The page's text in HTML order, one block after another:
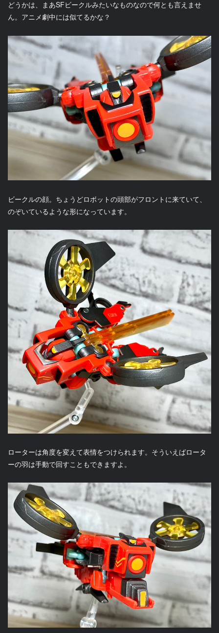
どうかは、まあSFビークルみたいなものなので何とも言えませ
ん。アニメ劇中には似てるかな？
ビークルの顔。ちょうどロボットの頭部がフロントに来ていて、
のぞいているような形になっています。
ローターは角度を変えて表情をつけられます。そういえばロータ
ーの羽は手動で回すこともできますよ。